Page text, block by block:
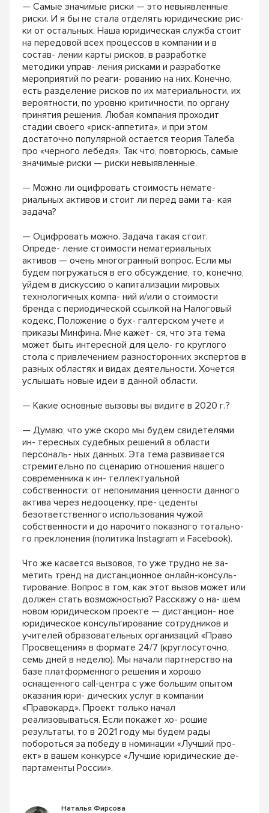
— Самые значимые риски — это невыявленные
риски. И я бы не стала отделять юридические рис-
ки от остальных. Наша юридическая служба стоит
на передовой всех процессов в компании и в
состав- лении карты рисков, в разработке
методики управ- ления рисками и разработке
мероприятий по реаги- рованию на них. Конечно,
есть разделение рисков по их материальности, их
вероятности, по уровню критичности, по органу
принятия решения. Любая компания проходит
стадии своего «риск-аппетита», и при этом
достаточно популярной остается теория Талеба
про «черного лебедя». Так что, повторюсь, самые
значимые риски — риски невыявленные.
— Можно ли оцифровать стоимость немате-
риальных активов и стоит ли перед вами та- кая
задача?
— Оцифровать можно. Задача такая стоит.
Опреде- ление стоимости нематериальных
активов — очень многогранный вопрос. Если мы
будем погружаться в его обсуждение, то, конечно,
уйдем в дискуссию о капитализации мировых
технологичных компа- ний и/или о стоимости
бренда с периодической ссылкой на Налоговый
кодекс, Положение о бух- галтерском учете и
приказы Минфина. Мне кажет- ся, что эта тема
может быть интересной для цело- го круглого
стола с привлечением разносторонних экспертов в
разных областях и видах деятельности. Хочется
услышать новые идеи в данной области.
— Какие основные вызовы вы видите в 2020 г.?
— Думаю, что уже скоро мы будем свидетелями
ин- тересных судебных решений в области
персональ- ных данных. Эта тема развивается
стремительно по сценарию отношения нашего
современника к ин- теллектуальной
собственности: от непонимания ценности данного
актива через недооценку, пре- цеденты
безответственного использования чужой
собственности и до нарочито показного тотально-
го преклонения (политика Instagram и Facebook).
Что же касается вызовов, то уже трудно не за-
метить тренд на дистанционное онлайн-консуль-
тирование. Вопрос в том, как этот вызов может или
должен стать возможностью? Расскажу о на- шем
новом юридическом проекте — дистанцион- ное
юридическое консультирование сотрудников и
учителей образовательных организаций «Право
Просвещения» в формате 24/7 (круглосуточно,
семь дней в неделю). Мы начали партнерство на
базе платформенного решения и хорошо
оснащенного call-центра с уже большим опытом
оказания юри- дических услуг в компании
«Правокард». Проект только начал
реализовываться. Если покажет хо- рошие
результаты, то в 2021 году мы будем рады
побороться за победу в номинации «Лучший про-
ект» в вашем конкурсе «Лучшие юридические де-
партаменты России».
Наталья Фирсова